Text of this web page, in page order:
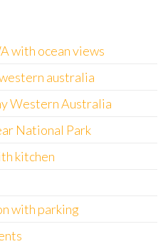
with ocean views
australia
Western Australia
National Park
kitchen
with parking